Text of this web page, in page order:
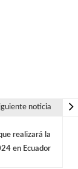
noticia
realizará la
en Ecuador